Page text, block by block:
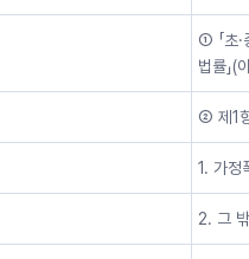
① 「초
법률」
② 제1
1. 가정
2. 그